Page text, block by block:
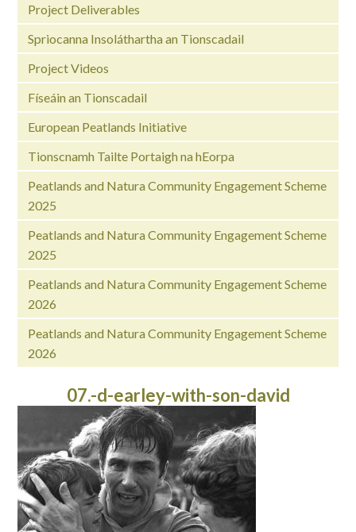
Project Deliverables
Spriocanna Insoláthartha an Tionscadail
Project Videos
Físeáin an Tionscadail
European Peatlands Initiative
Tionscnamh Tailte Portaigh na hEorpa
Peatlands and Natura Community Engagement Scheme
2025
Peatlands and Natura Community Engagement Scheme
2025
Peatlands and Natura Community Engagement Scheme
2026
Peatlands and Natura Community Engagement Scheme
2026
07.-d-earley-with-son-david